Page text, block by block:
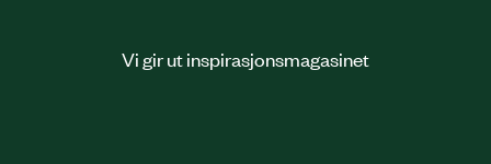
Vi gir ut inspirasjonsmagasinet